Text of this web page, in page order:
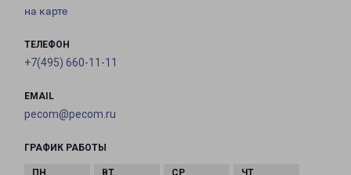
на карте
ТЕЛЕФОН
+7(495) 660-11-11
EMAIL
pecom@pecom.ru
ГРАФИК РАБОТЫ